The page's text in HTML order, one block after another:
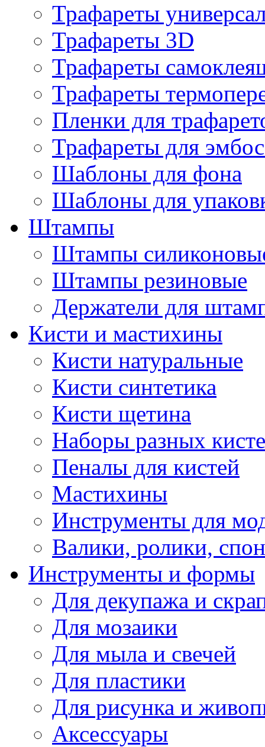
Трафареты
Трафареты 3D
Трафареты
Трафареты
Пленки для
Трафареты для
Шаблоны для фона
Шаблоны для
Штампы
Штампы
Штампы резиновые
Держатели для
Кисти и мастихины
Кисти натуральные
Кисти синтетика
Кисти щетина
Наборы разных
Пеналы для кистей
Мастихины
Инструменты для
Валики, ролики,
Инструменты и формы
Для декупажа и
Для мозаики
Для мыла и свечей
Для пластики
Для рисунка и
Аксессуары